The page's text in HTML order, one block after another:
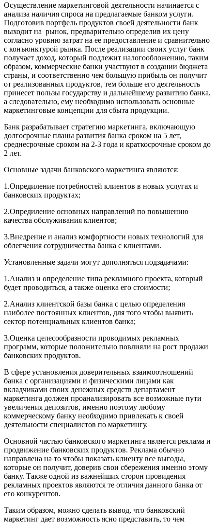
Осуществление маркетинговой деятельности начинается с
анализа наличия спроса на предлагаемые банком услуги.
Подготовив портфель продуктов своей деятельности банк
выходит на рынок, предварительно определив их цену
согласно уровню затрат на ее предоставление и сравнительно
с конъюнктурой рынка. После реализации своих услуг банк
получает доход, который подлежит налогообложению, таким
образом, коммерческие банки участвуют в создании бюджета
страны, и соответственно чем большую прибыль он получит
от реализованных продуктов, тем больше его деятельность
принесет пользы государству и дальнейшему развитию банка,
а следовательно, ему необходимо использовать основные
маркетинговые концепции для сбыта продукции.
Банк разрабатывает стратегию маркетинга, включающую
долгосрочные планы развития банка сроком на 5 лет,
среднесрочные сроком на 2-3 года и краткосрочные сроком до
2 лет.
Основные задачи банковского маркетинга являются:
1.Опредиление потребностей клиентов в новых услугах и
банковских продуктах;
2.Опредиление основных направлений по повышению
качества обслуживания клиентов;
3.Внедрение и анализ комфортности новых технологий для
облегчения сотрудничества банка с клиентами.
Установленные задачи могут дополняться подзадачами:
1.Анализ и определение типа рекламного проекта, который
будет проводиться, а также оценка его стоимости;
2.Анализ клиентской базы банка с целью определения
наиболее постоянных клиентов, для того чтобы выявить
сектор потенциальных клиентов банка;
3.Оценка целесообразности проводимых рекламных
программ, которые положительно повлияли на рост продажи
банковских продуктов.
В сфере установления доверительных взаимоотношений
банка с организациями и физическими лицами как
вкладчиками своих денежных средств департамент
маркетинга должен проанализировать все возможные пути
увеличения депозитов, именно поэтому любому
коммерческому банку необходимо привлекать к своей
деятельности специалистов по маркетингу.
Основной частью банковского маркетинга является реклама и
продвижение банковских продуктов. Реклама обычно
направлена на то чтобы показать клиенту все выгоды,
которые он получит, доверив свои сбережения именно этому
банку. Также одной из важнейших сторон провидения
рекламных проектов являются те отличия данного банка от
его конкурентов.
Таким образом, можно сделать вывод, что банковский
маркетинг дает возможность ясно представить, то чем